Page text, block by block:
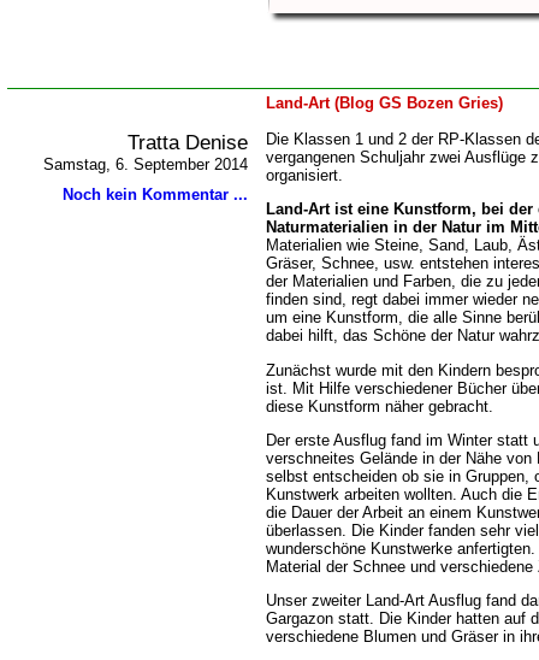
Land-Art (Blog GS Bozen Gries)
Tratta Denise
Samstag, 6. September 2014
Noch kein Kommentar ...
Die Klassen 1 und 2 der RP-Klassen
vergangenen Schuljahr zwei Ausflüge
organisiert.
Land-Art ist eine Kunstform, bei der
Naturmaterialien in der Natur im
Materialien wie Steine, Sand, Laub,
Gräser, Schnee, usw. entstehen
der Materialien und Farben, die zu
finden sind, regt dabei immer wieder
um eine Kunstform, die alle Sinne
dabei hilft, das Schöne der Natur
Zunächst wurde mit den Kindern
ist. Mit Hilfe verschiedener Bücher
diese Kunstform näher gebracht.
Der erste Ausflug fand im Winter statt
verschneites Gelände in der Nähe
selbst entscheiden ob sie in Gruppen,
Kunstwerk arbeiten wollten. Auch die
die Dauer der Arbeit an einem
überlassen. Die Kinder fanden sehr
wunderschöne Kunstwerke
Material der Schnee und verschiedene
Unser zweiter Land-Art Ausflug fand
Gargazon statt. Die Kinder hatten auf
verschiedene Blumen und Gräser in